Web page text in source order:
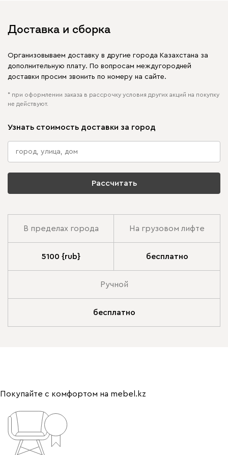
Доставка и сборка
Организовываем доставку в другие города Казахстана за
дополнительную плату. По вопросам междугородней
доставки просим звонить по номеру на сайте.
* при оформлении заказа в рассрочку условия других акций на покупку
не действуют.
Узнать стоимость доставки за город
Рассчитать
В пределах города На грузовом лифте
5100 {rub} бесплатно
Ручной
бесплатно
Покупайте с комфортом на mebel.kz